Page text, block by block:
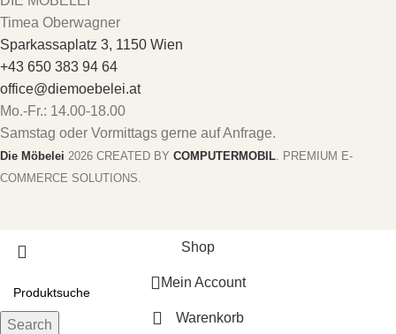
Timea Oberwagner
Sparkassaplatz 3, 1150 Wien
+43 650 383 94 64
office@diemoebelei.at
Mo.-Fr.: 14.00-18.00
Samstag oder Vormittags gerne auf Anfrage.
Die Möbelei 2026 CREATED BY COMPUTERMOBIL. PREMIUM E-
COMMERCE SOLUTIONS.
Search
Shop
Mein Account
Warenkorb